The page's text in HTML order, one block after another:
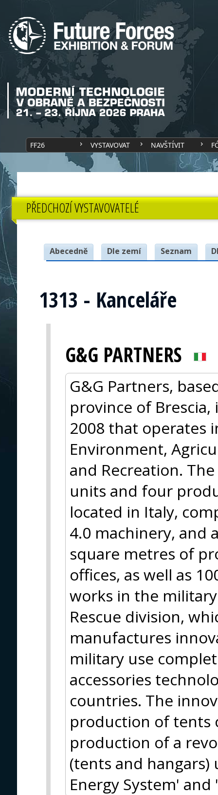
FF26 VYSTAVOVAT NAVŠTÍVIT
PŘEDCHOZÍ VYSTAVOVATELÉ
Abecedně Dle zemí Seznam
1313 - Kanceláře
G&G PARTNERS
G&G Partners,
province of
2008 that operates
Environment,
and Recreation.
units and four
located in Italy,
4.0 machinery, and
square metres of
offices, as well as
works in the
Rescue division,
manufactures
military use
accessories
countries. The
production of tents
production of a
(tents and hangars)
Energy System'